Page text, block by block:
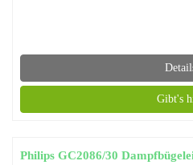
Gibt's
Philips GC2086/30